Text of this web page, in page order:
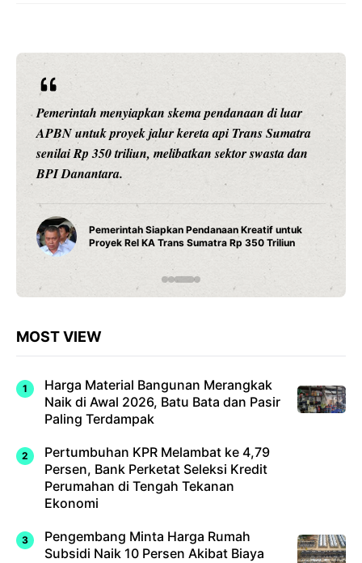
Pemerintah menyiapkan skema pendanaan di luar
APBN untuk proyek jalur kereta api Trans Sumatra
senilai Rp 350 triliun, melibatkan sektor swasta dan
BPI Danantara.
Pemerintah Siapkan Pendanaan Kreatif untuk
Proyek Rel KA Trans Sumatra Rp 350 Triliun
MOST VIEW
Harga Material Bangunan Merangkak
Naik di Awal 2026, Batu Bata dan Pasir
Paling Terdampak
Pertumbuhan KPR Melambat ke 4,79
Persen, Bank Perketat Seleksi Kredit
Perumahan di Tengah Tekanan
Ekonomi
Pengembang Minta Harga Rumah
Subsidi Naik 10 Persen Akibat Biaya